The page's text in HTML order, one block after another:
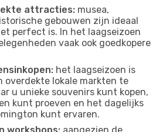
attracties: musea,
gebouwen zijn ideaal
perfect is. In het laagseizoen
vaak ook goedkopere
het laagseizoen is
overdekte lokale markten te
u unieke souvenirs kunt kopen,
kunt proeven en het dagelijks
kunt ervaren.